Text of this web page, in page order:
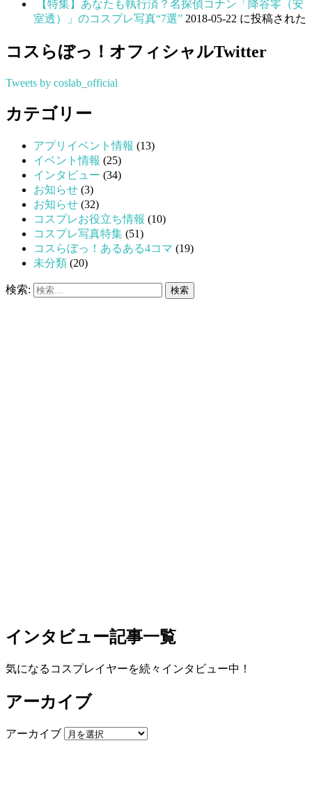
【特集】あなたも執行済？名探偵コナン「降谷零（安
室透）」のコスプレ写真“7選” 2018-05-22 に投稿された
コスらぼっ！オフィシャルTwitter
Tweets by coslab_official
カテゴリー
アプリイベント情報 (13)
イベント情報 (25)
インタビュー (34)
お知らせ (3)
お知らせ (32)
コスプレお役立ち情報 (10)
コスプレ写真特集 (51)
コスらぼっ！あるある4コマ (19)
未分類 (20)
検索:
インタビュー記事一覧
気になるコスプレイヤーを続々インタビュー中！
アーカイブ
アーカイブ